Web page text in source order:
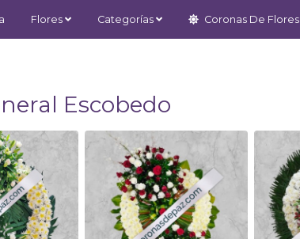
Flores Categorías Coronas De Flores
Escobedo